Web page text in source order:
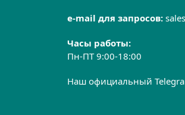
e-mail для запросов:
Часы работы:
Пн-ПТ 9:00-18:00
Наш официальный